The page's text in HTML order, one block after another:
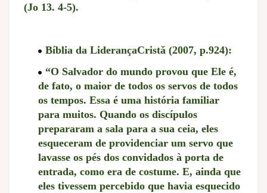
(Jo 13. 4-5).
Bíblia da LiderançaCristă (2007, p.924):
“O Salvador do mundo provou que Ele é,
de fato, o maior de todos os servos de todos
os tempos. Essa é uma história familiar
para muitos. Quando os discípulos
prepararam a sala para a sua ceia, eles
esqueceram de providenciar um servo que
lavasse os pés dos convidados à porta de
entrada, como era de costume. E, ainda que
eles tivessem percebido que havia esquecido